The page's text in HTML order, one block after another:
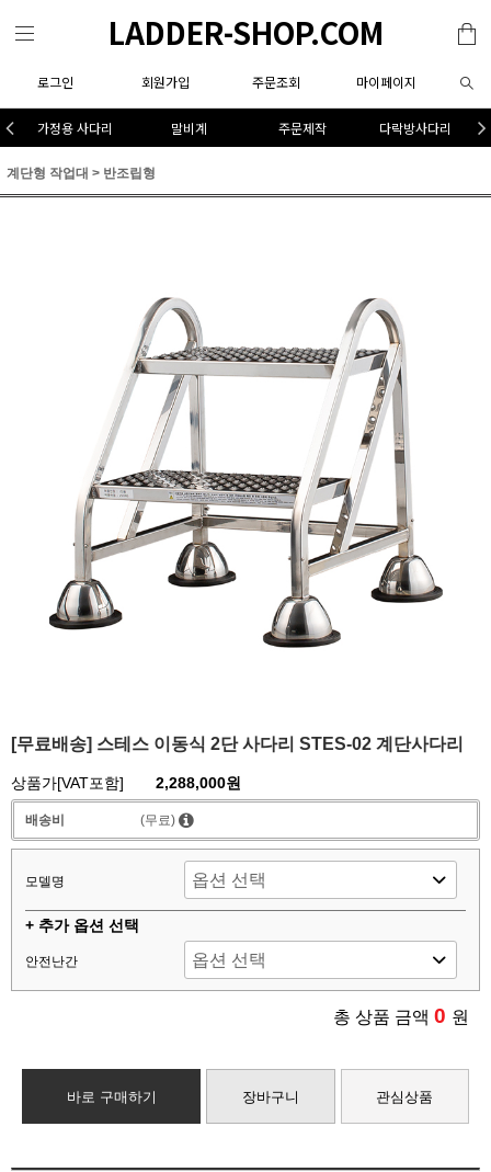
LADDER-SHOP.COM
로그인 회원가입 주문조회 마이페이지
가정용 사다리 말비계 주문제작 다락방사다리
계단형 작업대 > 반조립형
[무료배송] 스테스 이동식 2단 사다리 STES-02 계단사다리
상품가[VAT포함] 2,288,000원
배송비 (무료)
모델명
+ 추가 옵션 선택
안전난간
총 상품 금액 0 원
바로 구매하기 장바구니 관심상품